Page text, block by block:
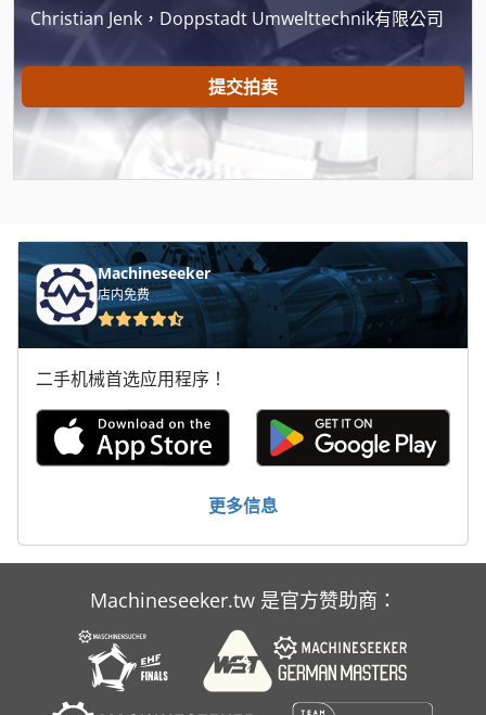
Almi Al 33
Altivar 58
Alu
Alzmetall Ab
Alzmetall Gs 1400
Alztronic 16
Ammann Ac 70
Ammann Acr 68
Ammann Av 20
Dmu 80 T
Gehl Ctl 80
Christian Jenk，Doppstadt Umwelttechnik有限公司
提交拍卖
Machineseeker
店内免费
二手机械首选应用程序！
更多信息
Machineseeker.tw 是官方赞助商：